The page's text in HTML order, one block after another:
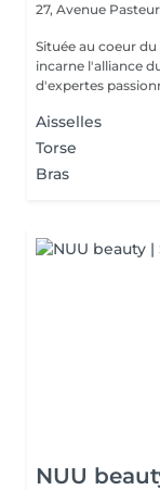
27, Avenue Pasteur
Située au coeur
incarne l'alliance du
d'expertes
Aisselles
Torse
Bras
NUU